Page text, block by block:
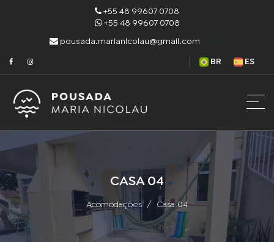
+55 48 99607 0708
+55 48 99607 0708
pousada.marianicolau@gmail.com
BR ES
CASA 04
Acomodações Casa 04